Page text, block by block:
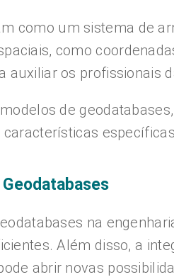
como um sistema de
como
auxiliar os profissionais
de
na
Além disso, a
abrir novas